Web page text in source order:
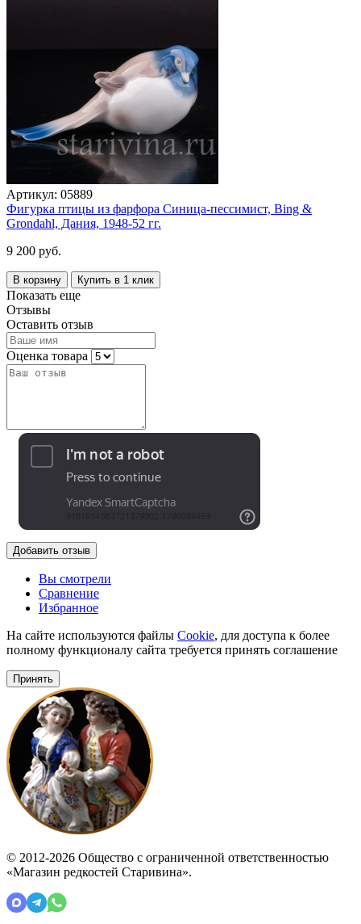
Артикул: 05889
Фигурка птицы из фарфора Синица-пессимист, Bing &
Grondahl, Дания, 1948-52 гг.
9 200 руб.
В корзину Купить в 1 клик
Показать еще
Отзывы
Оставить отзыв
Оценка товара
Добавить отзыв
Вы смотрели
Сравнение
Избранное
На сайте используются файлы Cookie, для доступа к более
полному функционалу сайта требуется принять соглашение
Принять
© 2012-2026 Общество с ограниченной ответственностью
«Магазин редкостей Старивина».